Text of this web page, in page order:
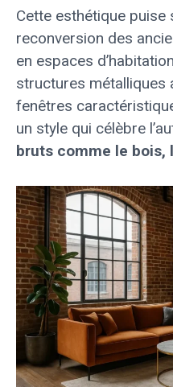
Cette esthétique puise
reconversion des
en espaces
structures métalliques
fenêtres
un style qui célèbre
bruts comme le bois,